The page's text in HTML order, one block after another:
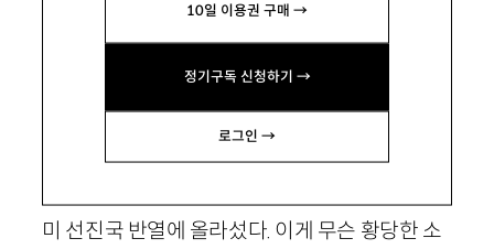
10일 이용권 구매 →
정기구독 신청하기 →
로그인 →
조』 등이 있음. kwkim@knou.ac.kr
미 선진국 반열에 올라섰다. 이게 무슨 황당한 소